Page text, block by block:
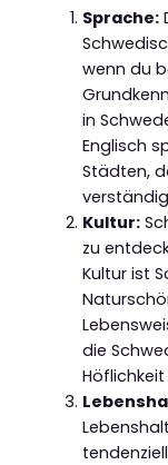
Sprache:
wenn du
in
Englisch
Städten,
Kultur:
zu
Kultur ist
die
Höflichkeit